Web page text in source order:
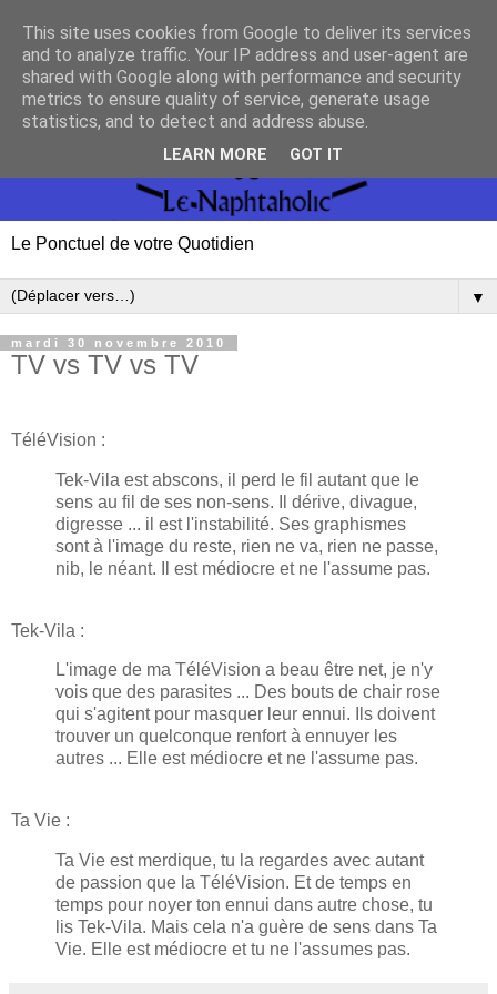
Le Ponctuel de votre Quotidien
▼
mardi 30 novembre 2010
TV vs TV vs TV
TéléVision :
Tek-Vila est abscons, il perd le fil autant que le
sens au fil de ses non-sens. Il dérive, divague,
digresse ... il est l'instabilité. Ses graphismes
sont à l'image du reste, rien ne va, rien ne passe,
nib, le néant. Il est médiocre et ne l'assume pas.
Tek-Vila :
L'image de ma TéléVision a beau être net, je n'y
vois que des parasites ... Des bouts de chair rose
qui s'agitent pour masquer leur ennui. Ils doivent
trouver un quelconque renfort à ennuyer les
autres ... Elle est médiocre et ne l'assume pas.
Ta Vie :
Ta Vie est merdique, tu la regardes avec autant
de passion que la TéléVision. Et de temps en
temps pour noyer ton ennui dans autre chose, tu
lis Tek-Vila. Mais cela n'a guère de sens dans Ta
Vie. Elle est médiocre et tu ne l'assumes pas.
This site uses cookies from Google to deliver its services
and to analyze traffic. Your IP address and user-agent are
shared with Google along with performance and security
metrics to ensure quality of service, generate usage
statistics, and to detect and address abuse.
LEARN MORE GOT IT